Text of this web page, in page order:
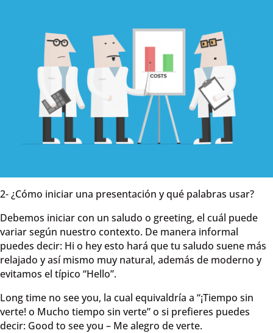
2- ¿Cómo iniciar una presentación y qué palabras usar?
Debemos iniciar con un saludo o greeting, el cuál puede
variar según nuestro contexto. De manera informal
puedes decir: Hi o hey esto hará que tu saludo suene más
relajado y así mismo muy natural, además de moderno y
evitamos el típico “Hello”.
Long time no see you, la cual equivaldría a “¡Tiempo sin
verte! o Mucho tiempo sin verte” o si prefieres puedes
decir: Good to see you – Me alegro de verte.